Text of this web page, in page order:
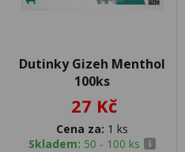
Dutinky Gizeh Menthol
100ks
27 Kč
Cena za: 1 ks
Skladem: 50 - 100 ks